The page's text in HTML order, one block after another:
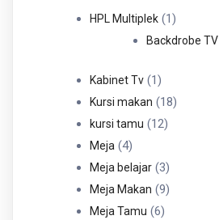
HPL Multiplek 11
Produk
Backdrobe TV
Kabinet Tv 11
Produk
Kursi makan 1818
kursi tamu 1212
Meja 44
Produk
Meja belajar 33
Produk
Meja Makan 99
Meja Tamu 66